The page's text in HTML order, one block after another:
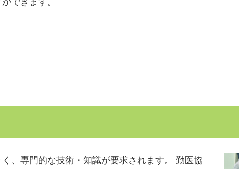
、専門的な技術・知識が要求されます。 勤医協